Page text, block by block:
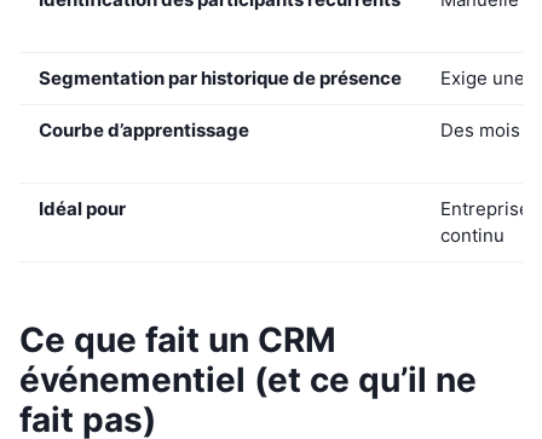
Segmentation par historique de présence Exige une
Courbe d’apprentissage Des mois
Idéal pour
continu
Ce que fait un CRM
événementiel (et ce qu’il ne
fait pas)